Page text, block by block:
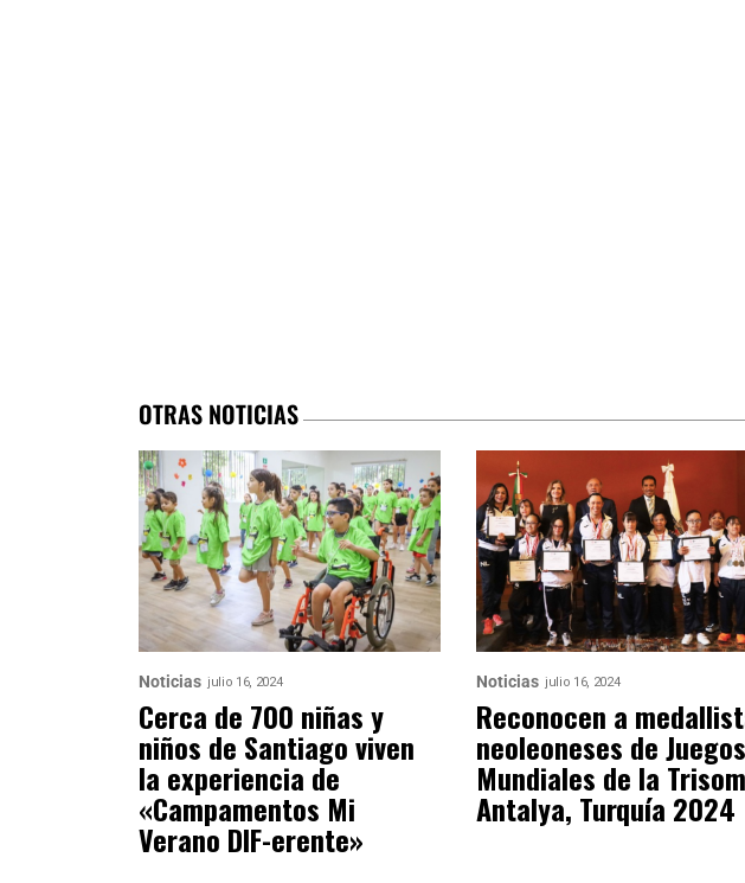
OTRAS NOTICIAS
Noticias julio 16, 2024
Cerca de 700 niñas y
niños de Santiago viven
la experiencia de
«Campamentos Mi
Verano DIF-erente»
Noticias julio 16, 2024
Reconocen a
neoleoneses de Juegos
Mundiales de la
Antalya, Turquía 2024